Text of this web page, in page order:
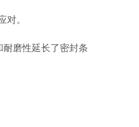
对。
磨性延长了密封条